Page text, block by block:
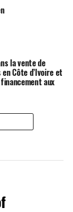
la vente de
Côte d’Ivoire et
aux